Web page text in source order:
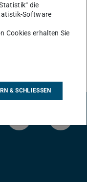
der TU
Kanal der TU
Facebook-
die
Software
Cookies erhalten Sie
& SCHLIESSEN